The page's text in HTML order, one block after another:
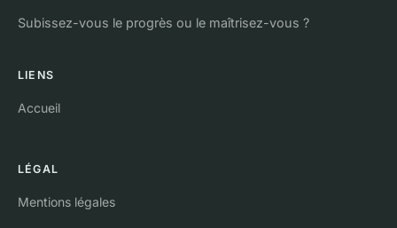
Subissez-vous le progrès ou le maîtrisez-vous ?
LIENS
Accueil
LÉGAL
Mentions légales